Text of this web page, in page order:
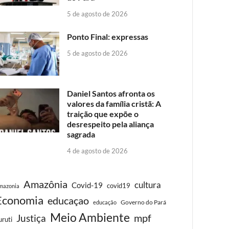
5 de agosto de 2026
Ponto Final: expressas
5 de agosto de 2026
Daniel Santos afronta os
valores da família cristã: A
traição que expõe o
desrespeito pela aliança
sagrada
4 de agosto de 2026
Amazônia Covid-19 covid19 cultura
educaçao educação Governo do Pará
Justiça Meio Ambiente mpf